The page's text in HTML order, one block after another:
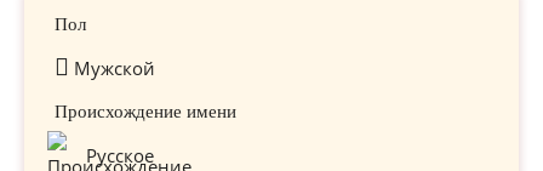
Пол
Мужской
Происхождение имени
Русское